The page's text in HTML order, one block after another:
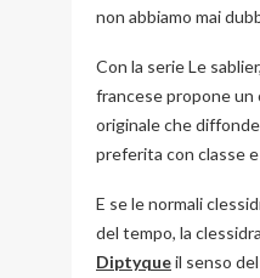
non abbiamo mai
Con la serie Le
francese propone un
originale che
preferita con classe
E se le normali
del tempo, la
Diptyqueil senso